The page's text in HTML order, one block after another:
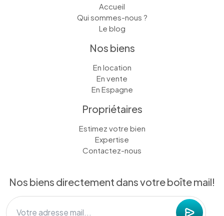
Accueil
Qui sommes-nous ?
Le blog
Nos biens
En location
En vente
En Espagne
Propriétaires
Estimez votre bien
Expertise
Contactez-nous
Nos biens directement dans votre boîte mail!